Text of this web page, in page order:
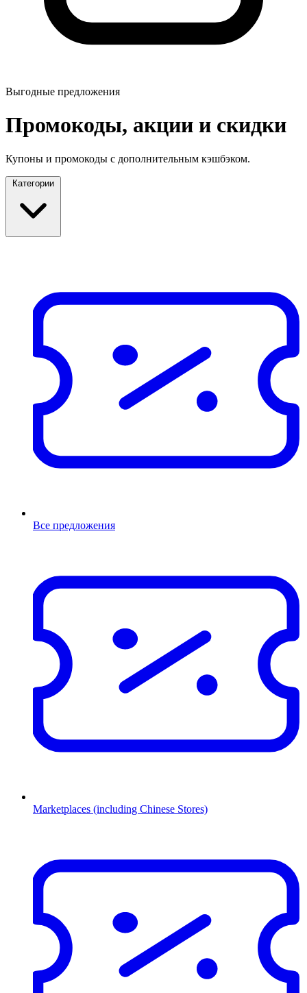
Выгодные предложения
Промокоды, акции и скидки
Купоны и промокоды с дополнительным кэшбэком.
Категории
Все предложения
Marketplaces (including Chinese Stores)